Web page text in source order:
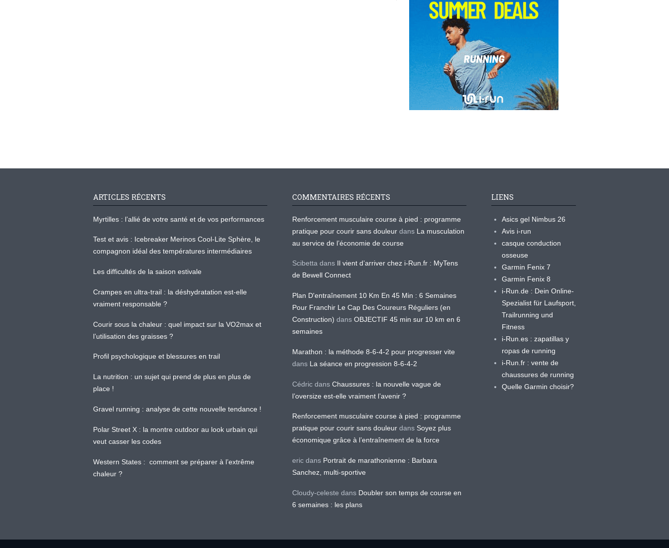
ARTICLES RÉCENTS
Myrtilles : l’allié de votre santé et de vos performances
Test et avis : Icebreaker Merinos Cool-Lite Sphère, le
compagnon idéal des températures intermédiaires
Les difficultés de la saison estivale
Crampes en ultra-trail : la déshydratation est-elle
vraiment responsable ?
Courir sous la chaleur : quel impact sur la VO2max et
l’utilisation des graisses ?
Profil psychologique et blessures en trail
La nutrition : un sujet qui prend de plus en plus de
place !
Gravel running : analyse de cette nouvelle tendance !
Polar Street X : la montre outdoor au look urbain qui
veut casser les codes
Western States : comment se préparer à l’extrême
chaleur ?
COMMENTAIRES RÉCENTS
Renforcement musculaire course à pied : programme
pratique pour courir sans douleur dans La musculation
au service de l’économie de course
Scibetta dans Il vient d’arriver chez i-Run.fr : MyTens
de Bewell Connect
Plan D'entraînement 10 Km En 45 Min : 6 Semaines
Pour Franchir Le Cap Des Coureurs Réguliers (en
Construction) dans OBJECTIF 45 min sur 10 km en 6
semaines
Marathon : la méthode 8-6-4-2 pour progresser vite
dans La séance en progression 8-6-4-2
Cédric dans Chaussures : la nouvelle vague de
l’oversize est-elle vraiment l’avenir ?
Renforcement musculaire course à pied : programme
pratique pour courir sans douleur dans Soyez plus
économique grâce à l’entraînement de la force
eric dans Portrait de marathonienne : Barbara
Sanchez, multi-sportive
Cloudy-celeste dans Doubler son temps de course en
6 semaines : les plans
LIENS
Asics gel Nimbus 26
Avis i-run
casque conduction
osseuse
Garmin Fenix 7
Garmin Fenix 8
i-Run.de : Dein Online-
Spezialist für Laufsport,
Trailrunning und
Fitness
i-Run.es : zapatillas y
ropas de running
i-Run.fr : vente de
chaussures de running
Quelle Garmin choisir?